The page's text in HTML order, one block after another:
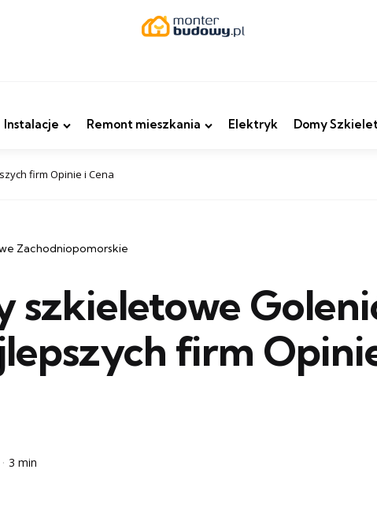
Instalacje Remont mieszkania Elektryk Domy
firm Opinie i Cena
Zachodniopomorskie
szkieletowe
firm
3 min